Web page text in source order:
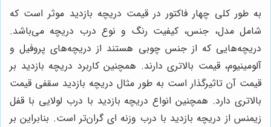
به طور کلی چهار فاکتور در قیمت دریچه بازدید موثر است که
شامل مدل، جنس، کیفیت رنگ و نوع درب دریچه می‌باشد.
دریچه‌هایی که از جنس چوبی هستند از دریچه‌های پروفیل و
آلومینیوم، قیمت بالاتری دارند. همچنین کاربرد دریچه بازدید بر
قیمت آن تاثیرگذار است به طور مثال دریچه بازدید سقفی قیمت
بالاتری دارد. همچنین انواع دریچه بازدید با درب لولایی با قفل
زیمنس از دریچه بازدید با درب وزنه ای گران‌تر است. بنابراین بر